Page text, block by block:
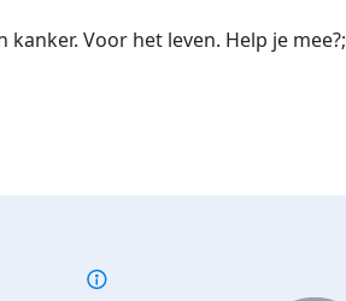
Voor het leven. Help je mee?;